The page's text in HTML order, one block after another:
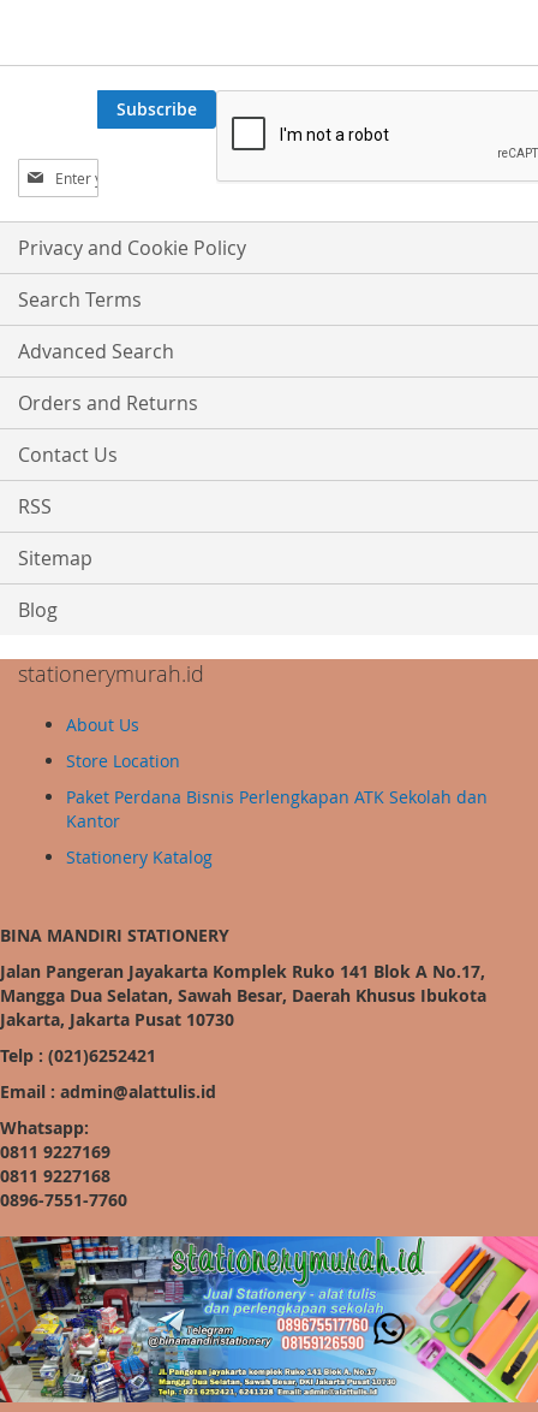
Sign
Up
for
Our
Newsletter:
Subscribe
Privacy and Cookie Policy
Search Terms
Advanced Search
Orders and Returns
Contact Us
RSS
Sitemap
Blog
stationerymurah.id
About Us
Store Location
Paket Perdana Bisnis Perlengkapan ATK Sekolah dan
Kantor
Stationery Katalog
BINA MANDIRI STATIONERY
Jalan Pangeran Jayakarta Komplek Ruko 141 Blok A No.17,
Mangga Dua Selatan, Sawah Besar, Daerah Khusus Ibukota
Jakarta, Jakarta Pusat 10730
Telp : (021)6252421
Email : admin@alattulis.id
Whatsapp:
0811 9227169
0811 9227168
0896-7551-7760